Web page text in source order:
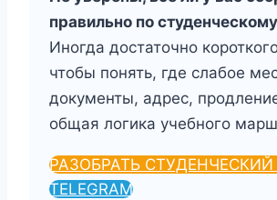
правильно по
Иногда достаточно
чтобы понять, где слабое
документы, адрес,
общая логика учебного
РАЗОБРАТЬ
TELEGRAM